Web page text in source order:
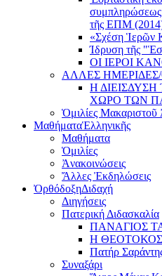
συμπληρώσεως
τῆς ΕΠΜ
«Σχέση Ἱερῶν
Ίδρυση τῆς
ΟΙ ΙΕΡΟΙ
ΑΛΛΕΣ
Η
ΧΩΡΟ ΤΩΝ
Ὁμιλίες
ΜαθήματαἙλληνικῆς
Μαθήματα
Ὁμιλίες
Ἀνακοινώσεις
Ἄλλες Ἐκδηλώσεις
ὈρθόδοξηΔιδαχή
Διηγήσεις
Πατερική Διδασκαλία
ΠΑΝΑΓΙΟΣ
Η ΘΕΟΤΟΚΟΣ
Πατήρ
Συναξάρι